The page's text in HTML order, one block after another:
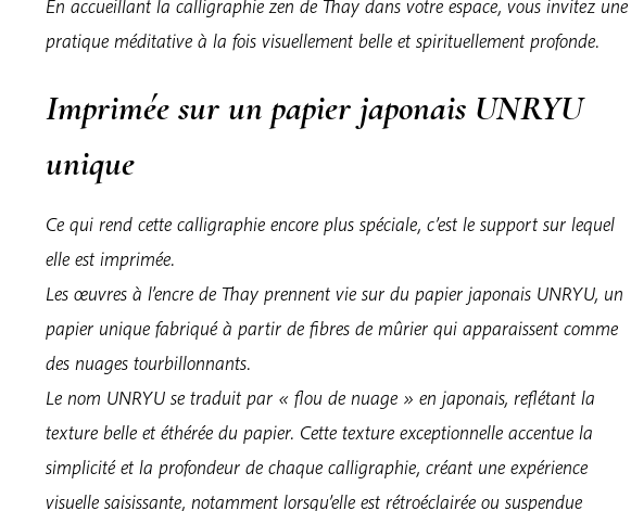
En accueillant la calligraphie zen de Thay dans votre espace, vous invitez une
pratique méditative à la fois visuellement belle et spirituellement profonde.
Imprimée sur un papier japonais UNRYU
unique
Ce qui rend cette calligraphie encore plus spéciale, c’est le support sur lequel
elle est imprimée.
Les œuvres à l’encre de Thay prennent vie sur du papier japonais UNRYU, un
papier unique fabriqué à partir de fibres de mûrier qui apparaissent comme
des nuages tourbillonnants.
Le nom UNRYU se traduit par « flou de nuage » en japonais, reflétant la
texture belle et éthérée du papier. Cette texture exceptionnelle accentue la
simplicité et la profondeur de chaque calligraphie, créant une expérience
visuelle saisissante, notamment lorsqu’elle est rétroéclairée ou suspendue